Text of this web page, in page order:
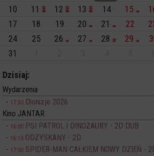
10
11 12 13 14 15
17
18 19 20 21 22
24
25 26 27 28 29
31
Dzisiaj:
Wydarzenia
17:30 Dionizje 2026
Kino JANTAR
16:00 PSI PATROL I DINOZAURY - 2D DUB
16:15 ODZYSKANY - 2D
17:50 SPIDER-MAN CAŁKIEM NOWY DZIEŃ -